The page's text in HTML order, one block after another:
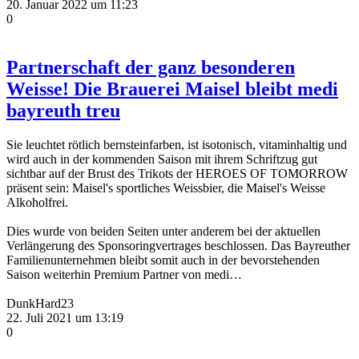
20. Januar 2022 um 11:23
0
Partnerschaft der ganz besonderen
Weisse! Die Brauerei Maisel bleibt medi
bayreuth treu
Sie leuchtet rötlich bernsteinfarben, ist isotonisch, vitaminhaltig und
wird auch in der kommenden Saison mit ihrem Schriftzug gut
sichtbar auf der Brust des Trikots der HEROES OF TOMORROW
präsent sein: Maisel's sportliches Weissbier, die Maisel's Weisse
Alkoholfrei.
Dies wurde von beiden Seiten unter anderem bei der aktuellen
Verlängerung des Sponsoringvertrages beschlossen. Das Bayreuther
Familienunternehmen bleibt somit auch in der bevorstehenden
Saison weiterhin Premium Partner von medi…
DunkHard23
22. Juli 2021 um 13:19
0